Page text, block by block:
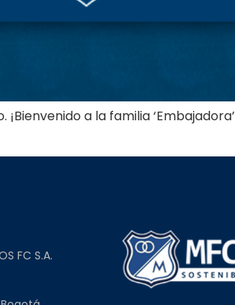
a la familia ‘Embajadora’
FC S.A.